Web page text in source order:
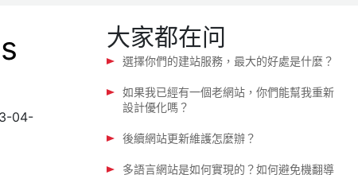
04-
大家都在问
選擇你們的建站服務，最大的好處是什麼？
如果我已經有一個老網站，你們能幫我重新
設計優化嗎？
後續網站更新維護怎麼辦？
多語言網站是如何實現的？如何避免機翻導